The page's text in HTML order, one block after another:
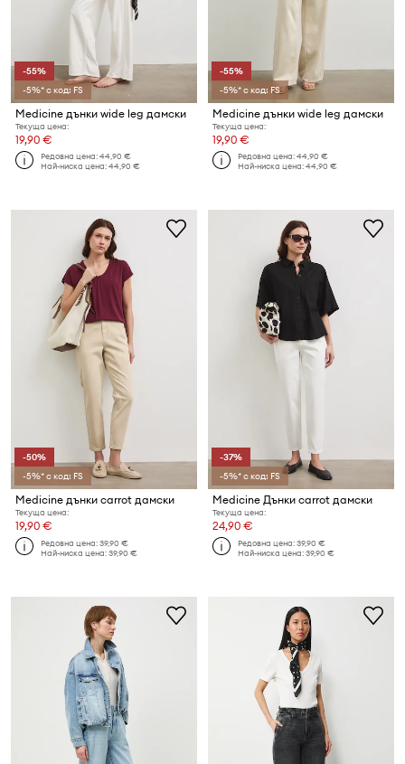
-55%
-5%* с код: FS
Medicine дънки wide leg дамски
Текуща цена:
19,90 €
Редовна цена:44,90 €
Най-ниска цена:44,90 €
-55%
-5%* с код: FS
Medicine дънки wide leg дамски
Текуща цена:
19,90 €
Редовна цена:44,90 €
Най-ниска цена:44,90 €
-50%
-5%* с код: FS
Medicine дънки carrot дамски
Текуща цена:
19,90 €
Редовна цена:39,90 €
Най-ниска цена:39,90 €
-37%
-5%* с код: FS
Medicine Дънки carrot дамски
Текуща цена:
24,90 €
Редовна цена:39,90 €
Най-ниска цена:39,90 €